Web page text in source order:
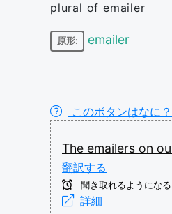
plural of emailer
原形: emailer
このボタンはなに？
The emailers on
翻訳する
聞き取れるようになる
詳細